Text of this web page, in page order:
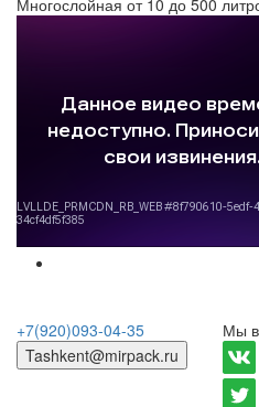
+7(920)093-04-35
Tashkent@mirpack.ru
Мы в